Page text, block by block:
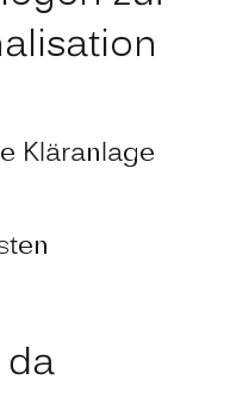
Kläranlage